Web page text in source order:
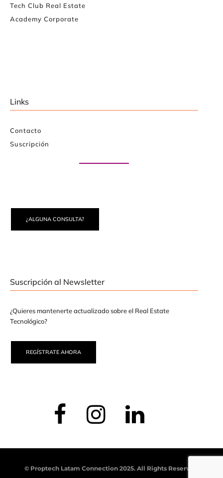
Tech Club Real Estate
Academy Corporate
Links
Contacto
Suscripción
¿ALGUNA CONSULTA?
Suscripción al Newsletter
¿Quieres mantenerte actualizado sobre el Real Estate
Tecnológico?
REGÍSTRATE AHORA
© Proptech Latam Connection 2025. All Rights Reserved.